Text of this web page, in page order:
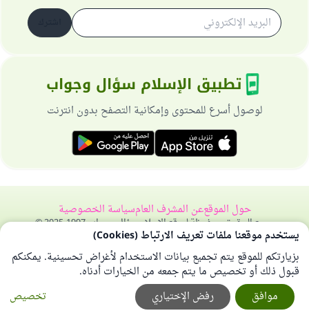
تطبيق الإسلام سؤال وجواب
لوصول أسرع للمحتوى وإمكانية التصفح بدون انترنت
حول الموقععن المشرف العامسياسة الخصوصية
جميع الحقوق محفوظة لموقع الإسلام سؤال وجواب 1997-2025 ©
يستخدم موقعنا ملفات تعريف الارتباط (Cookies)
بزيارتكم للموقع يتم تجميع بيانات الاستخدام لأغراض تحسينية. يمكنكم
قبول ذلك أو تخصيص ما يتم جمعه من الخيارات أدناه.
تخصيص
رفض الإختياري موافق